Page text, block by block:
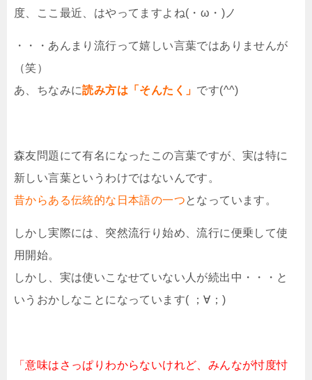
度、ここ最近、はやってますよね(・ω・)ノ
・・・あんまり流行って嬉しい言葉ではありませんが
（笑）
あ、ちなみに読み方は「そんたく」 です(^^)
森友問題にて有名になったこの言葉ですが、実は特に
新しい言葉というわけではないんです。
昔からある伝統的な日本語の一つとなっています。
しかし実際には、突然流行り始め、流行に便乗して使
用開始。
しかし、実は使いこなせていない人が続出中・・・と
いうおかしなことになっています( ；∀；)
「意味はさっぱりわからないけれど、みんなが忖度忖